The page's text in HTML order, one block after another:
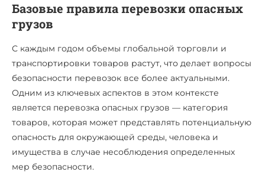
Базовые правила перевозки опасных
грузов
С каждым годом объемы глобальной торговли и
транспортировки товаров растут, что делает вопросы
безопасности перевозок все более актуальными.
Одним из ключевых аспектов в этом контексте
является перевозка опасных грузов — категория
товаров, которая может представлять потенциальную
опасность для окружающей среды, человека и
имущества в случае несоблюдения определенных
мер безопасности.